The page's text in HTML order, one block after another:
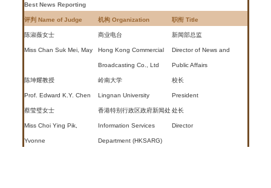
Best News Reporting
评判 Name of Judge 机构 Organization 职衔 Title
陈淑薇女士
Miss Chan Suk Mei, May
商业电台
Hong Kong Commercial
Broadcasting Co., Ltd
新闻部总监
Director of News and
Public Affairs
陈坤耀教授
Prof. Edward K.Y. Chen
岭南大学
Lingnan University
校长
President
蔡莹璧女士
Miss Choi Ying Pik,
Yvonne
香港特别行政区政府新闻处
Information Services
Department (HKSARG)
处长
Director